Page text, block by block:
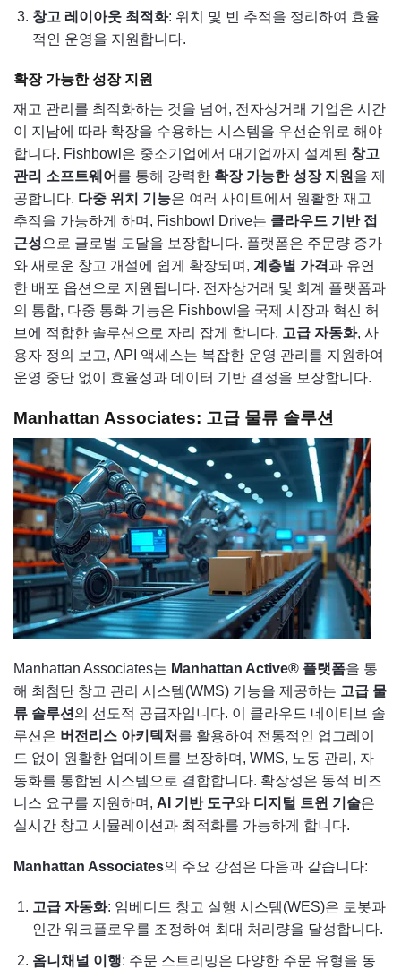
창고 레이아웃 최적화: 위치 및 빈 추적을 정리하여 효율
적인 운영을 지원합니다.
확장 가능한 성장 지원
재고 관리를 최적화하는 것을 넘어, 전자상거래 기업은 시간
이 지남에 따라 확장을 수용하는 시스템을 우선순위로 해야
합니다. Fishbowl은 중소기업에서 대기업까지 설계된 창고
관리 소프트웨어 를 통해 강력한 확장 가능한 성장 지원을 제
공합니다. 다중 위치 기능은 여러 사이트에서 원활한 재고
추적을 가능하게 하며, Fishbowl Drive는 클라우드 기반 접
근성으로 글로벌 도달을 보장합니다. 플랫폼은 주문량 증가
와 새로운 창고 개설에 쉽게 확장되며, 계층별 가격 과 유연
한 배포 옵션으로 지원됩니다. 전자상거래 및 회계 플랫폼과
의 통합, 다중 통화 기능은 Fishbowl을 국제 시장과 혁신 허
브에 적합한 솔루션으로 자리 잡게 합니다. 고급 자동화, 사
용자 정의 보고, API 액세스는 복잡한 운영 관리를 지원하여
운영 중단 없이 효율성과 데이터 기반 결정을 보장합니다.
Manhattan Associates: 고급 물류 솔루션
Manhattan Associates는 Manhattan Active® 플랫폼을 통
해 최첨단 창고 관리 시스템(WMS) 기능을 제공하는 고급 물
류 솔루션 의 선도적 공급자입니다. 이 클라우드 네이티브 솔
루션은 버전리스 아키텍처 를 활용하여 전통적인 업그레이
드 없이 원활한 업데이트를 보장하며, WMS, 노동 관리, 자
동화를 통합된 시스템으로 결합합니다. 확장성은 동적 비즈
니스 요구를 지원하며, AI 기반 도구와 디지털 트윈 기술은
실시간 창고 시뮬레이션과 최적화를 가능하게 합니다.
Manhattan Associates의 주요 강점은 다음과 같습니다:
고급 자동화: 임베디드 창고 실행 시스템(WES)은 로봇과
인간 워크플로우를 조정하여 최대 처리량을 달성합니다.
옴니채널 이행: 주문 스트리밍은 다양한 주문 유형을 동